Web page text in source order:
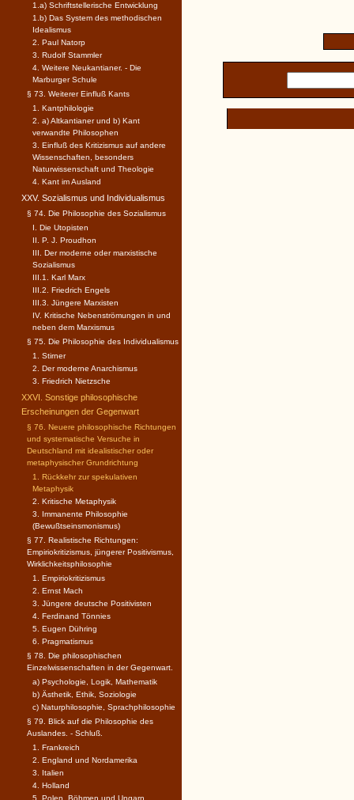
1.a) Schriftstellerische Entwicklung
1.b) Das System des methodischen
Idealismus
2. Paul Natorp
3. Rudolf Stammler
4. Weitere Neukantianer. - Die
Marburger Schule
§ 73. Weiterer Einfluß Kants
1. Kantphilologie
2. a) Altkantianer und b) Kant
verwandte Philosophen
3. Einfluß des Kritizismus auf andere
Wissenschaften, besonders
Naturwissenschaft und Theologie
4. Kant im Ausland
XXV. Sozialismus und Individualismus
§ 74. Die Philosophie des Sozialismus
I. Die Utopisten
II. P. J. Proudhon
III. Der moderne oder marxistische
Sozialismus
III.1. Karl Marx
III.2. Friedrich Engels
III.3. Jüngere Marxisten
IV. Kritische Nebenströmungen in und
neben dem Marxismus
§ 75. Die Philosophie des Individualismus
1. Stirner
2. Der moderne Anarchismus
3. Friedrich Nietzsche
XXVI. Sonstige philosophische
Erscheinungen der Gegenwart
§ 76. Neuere philosophische Richtungen
und systematische Versuche in
Deutschland mit idealistischer oder
metaphysischer Grundrichtung
1. Rückkehr zur spekulativen
Metaphysik
2. Kritische Metaphysik
3. Immanente Philosophie
(Bewußtseinsmonismus)
§ 77. Realistische Richtungen:
Empiriokritizismus, jüngerer Positivismus,
Wirklichkeitsphilosophie
1. Empiriokritizismus
2. Ernst Mach
3. Jüngere deutsche Positivisten
4. Ferdinand Tönnies
5. Eugen Dühring
6. Pragmatismus
§ 78. Die philosophischen
Einzelwissenschaften in der Gegenwart.
a) Psychologie, Logik, Mathematik
b) Ästhetik, Ethik, Soziologie
c) Naturphilosophie, Sprachphilosophie
§ 79. Blick auf die Philosophie des
Auslandes. - Schluß.
1. Frankreich
2. England und Nordamerika
3. Italien
4. Holland
5. Polen, Böhmen und Ungarn